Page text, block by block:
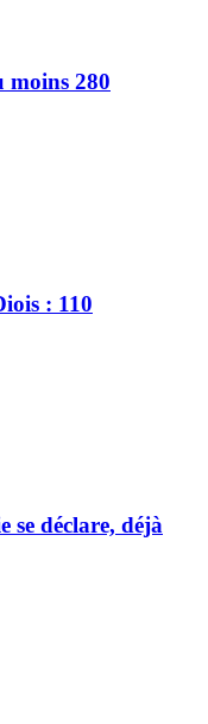
moins 280
: 110
se déclare, déjà